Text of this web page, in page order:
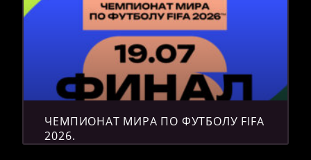
ЧЕМПИОНАТ МИРА ПО ФУТБОЛУ FIFA
2026.